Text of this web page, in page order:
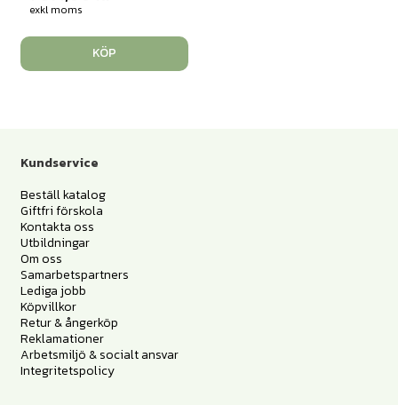
exkl moms
KÖP
Kundservice
Beställ katalog
Giftfri förskola
Kontakta oss
Utbildningar
Om oss
Samarbetspartners
Lediga jobb
Köpvillkor
Retur & ångerköp
Reklamationer
Arbetsmiljö & socialt ansvar
Integritetspolicy